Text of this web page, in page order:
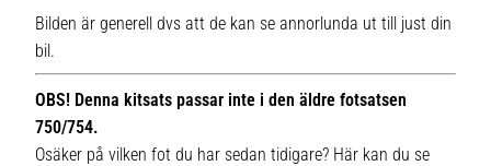
Bilden är generell dvs att de kan se annorlunda ut till just din
bil.
OBS! Denna kitsats passar inte i den äldre fotsatsen
750/754.
Osäker på vilken fot du har sedan tidigare? Här kan du se